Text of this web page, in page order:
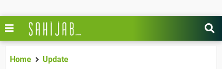
Home Update